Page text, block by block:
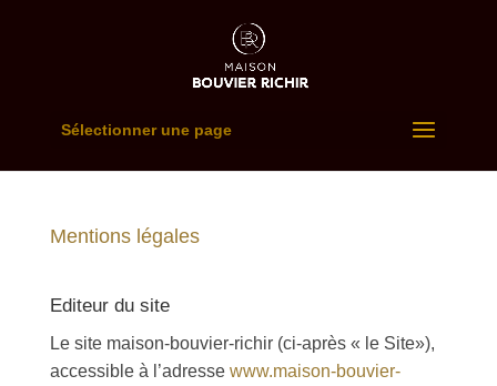
Sélectionner une page
Mentions légales
Editeur du site
Le site maison-bouvier-richir (ci-après « le Site»),
accessible à l’adresse www.maison-bouvier-